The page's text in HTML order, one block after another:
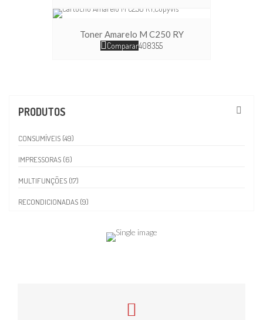
Toner Amarelo M C250 RY
Comparar408355
PRODUTOS
CONSUMÍVEIS (49)
IMPRESSORAS (6)
MULTIFUNÇÕES (17)
RECONDICIONADAS (9)